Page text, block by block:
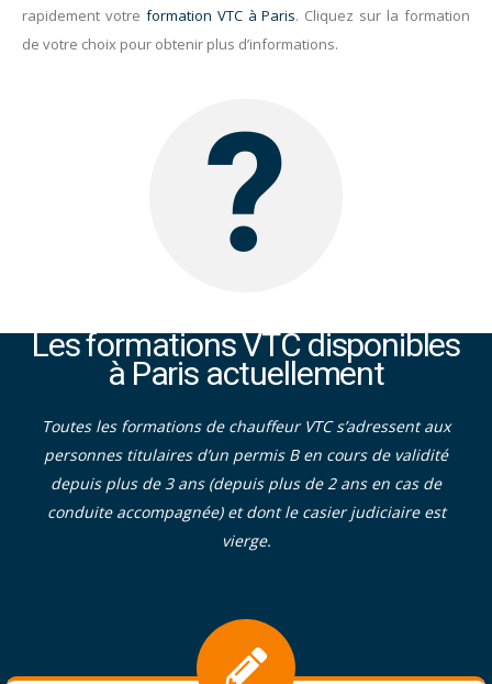
rapidement votre formation VTC à Paris. Cliquez sur la formation
de votre choix pour obtenir plus d’informations.
Les formations VTC disponibles
à Paris actuellement
Toutes les formations de chauffeur VTC s’adressent aux
personnes titulaires d’un permis B en cours de validité
depuis plus de 3 ans (depuis plus de 2 ans en cas de
conduite accompagnée) et dont le casier judiciaire est
vierge.